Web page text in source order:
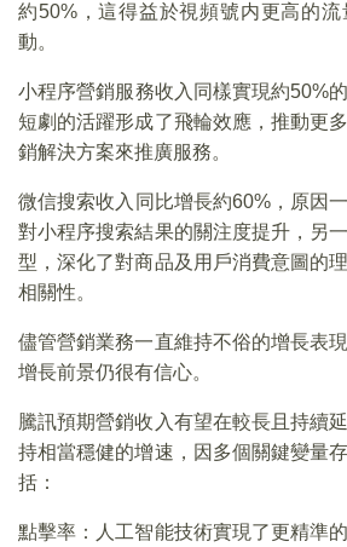
約50%，這得益於視頻號内更高的
動。
小程序營銷服務收入同樣實現約50%
短劇的活躍形成了飛輪效應，推動更
銷解決方案來推廣服務。
微信搜索收入同比增長約60%，原因
對小程序搜索結果的關注度提升，另
型，深化了對商品及用戶消費意圖的
相關性。
儘管營銷業務一直維持不俗的增長表
增長前景仍很有信心。
騰訊預期營銷收入有望在較長且持續
持相當穩健的增速，因多個關鍵變量
括：
點擊率：人工智能技術實現了更精準